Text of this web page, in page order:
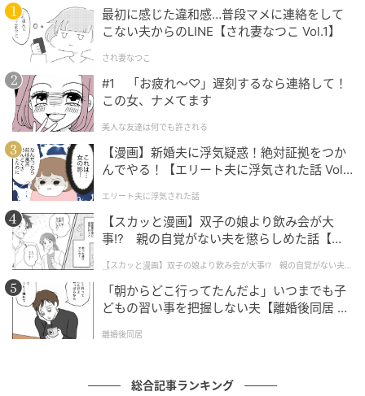
り江戸時代以前・以後で分ける」とか、「日本の歴史
上の有名人は圧倒的に男性が多いので、よっぽど迷っ
た時以外は男女どちらかは質問しない」とか。他の人
の質問の答えによっては、考えていた自分の質問の内
容も変更しないといけないので、臨機応変さも求めら
れます！我が家はたまたま都道府県と歴史人物がテー
マでしたが、子どもが好きなもので、大人もある程度
共有しているならポケモンでもアニメキャラでも楽し
いと思います！
子どもの好きなテーマで作るカルタ
夏休み、手作りカルタもおすすめ
我が家では、時間があるときに子ども達が2人とも大好
た！読み札は、五七五になるべく近い、気持ちよく読
最初に感じた違和感…普段マメに連絡をして
こない夫からのLINE【され妻なつこ Vol.1】
され妻なつこ
#1 「お疲れ〜♡」遅刻するなら連絡して！
この女、ナメてます
美人な友達は何でも許される
【漫画】新婚夫に浮気疑惑！絶対証拠をつか
んでやる！【エリート夫に浮気された話 Vol.
エリート夫に浮気された話
【スカッと漫画】双子の娘より飲み会が大
事!? 親の自覚がない夫を懲らしめた話【第1
【スカッと漫画】双子の娘より飲み会が大事!? 親の自覚がない夫を
懲らしめた話
「朝からどこ行ってたんだよ」いつまでも子
どもの習い事を把握しない夫【離婚後同居 Vo
離婚後同居
総合記事ランキング